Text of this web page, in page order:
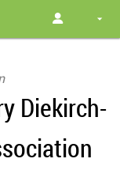
Diekirch-